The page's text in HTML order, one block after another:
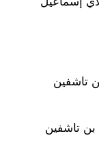
تاشفين
بن تاشفين